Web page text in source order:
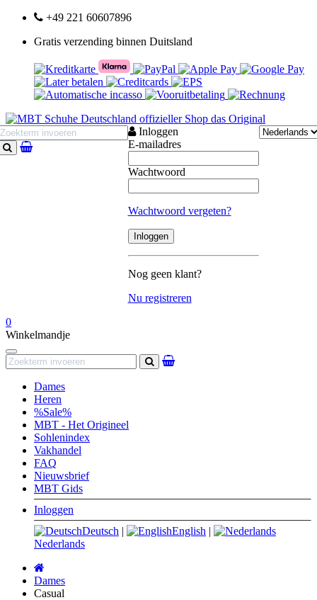
+49 221 60607896
Gratis verzending binnen Duitsland
Zoeken
Inloggen
E-mailadres
Wachtwoord
Wachtwoord vergeten?
Nog geen klant?
Nu registreren
0
Winkelmandje
Navigation
Zoeken
Dames
Heren
%Sale%
MBT - Het Origineel
Sohlenindex
Vakhandel
FAQ
Nieuwsbrief
MBT Gids
Inloggen
Deutsch | English |
Nederlands
Dames
Casual